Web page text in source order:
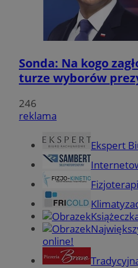
Sonda: Na kogo
turze wyborów
246
reklama
Ekspert
online!